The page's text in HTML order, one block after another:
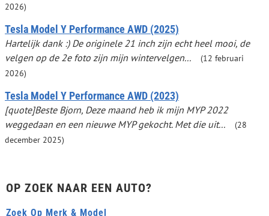
2026)
Tesla Model Y Performance AWD (2025)
Hartelijk dank :) De originele 21 inch zijn echt heel mooi, de
velgen op de 2e foto zijn mijn wintervelgen...
(12 februari
2026)
Tesla Model Y Performance AWD (2023)
[quote]Beste Bjorn, Deze maand heb ik mijn MYP 2022
weggedaan en een nieuwe MYP gekocht. Met die uit...
(28
december 2025)
OP ZOEK NAAR EEN AUTO?
Zoek Op Merk & Model